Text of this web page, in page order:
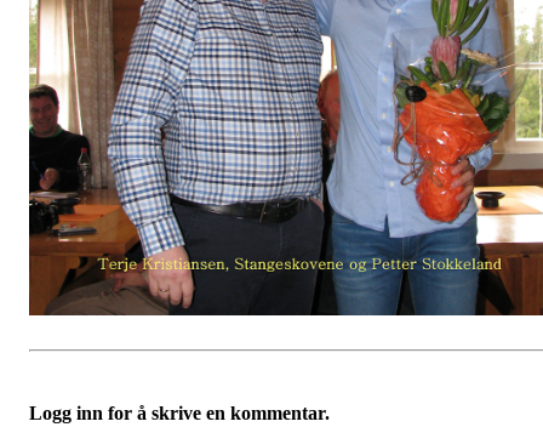
Logg inn for å skrive en kommentar.